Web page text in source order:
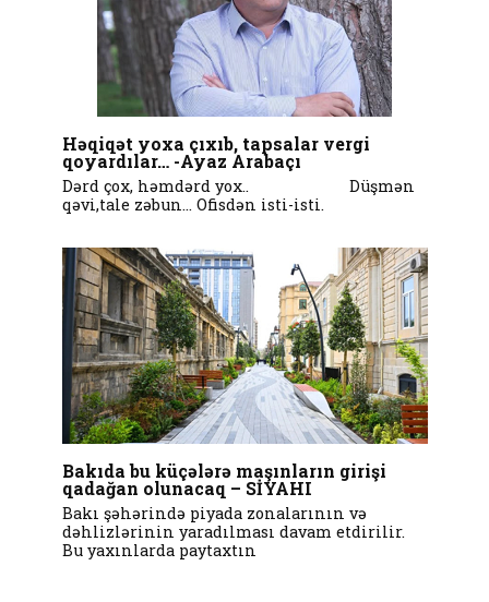
Həqiqət yoxa çıxıb, tapsalar vergi
qoyardılar… -Ayaz Arabaçı
Dərd çox, həmdərd yox.. Düşmən
qəvi,tale zəbun… Ofisdən isti-isti.
Bakıda bu küçələrə maşınların girişi
qadağan olunacaq – SİYAHI
Bakı şəhərində piyada zonalarının və
dəhlizlərinin yaradılması davam etdirilir.
Bu yaxınlarda paytaxtın